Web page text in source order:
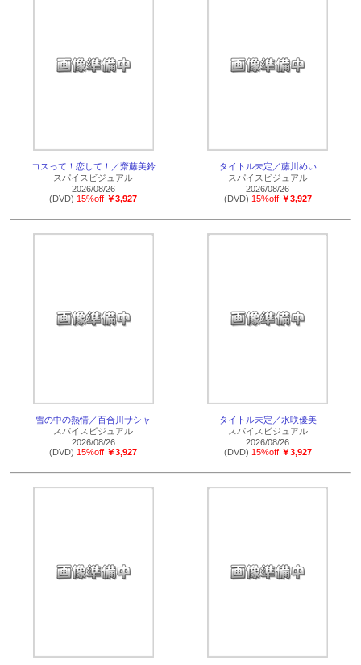
コスって！恋して！／齋藤美鈴
スパイスビジュアル
2026/08/26
(DVD) 15%off ￥3,927
タイトル未定／藤川めい
スパイスビジュアル
2026/08/26
(DVD) 15%off ￥3,927
雪の中の熱情／百合川サシャ
スパイスビジュアル
2026/08/26
(DVD) 15%off ￥3,927
タイトル未定／水咲優美
スパイスビジュアル
2026/08/26
(DVD) 15%off ￥3,927